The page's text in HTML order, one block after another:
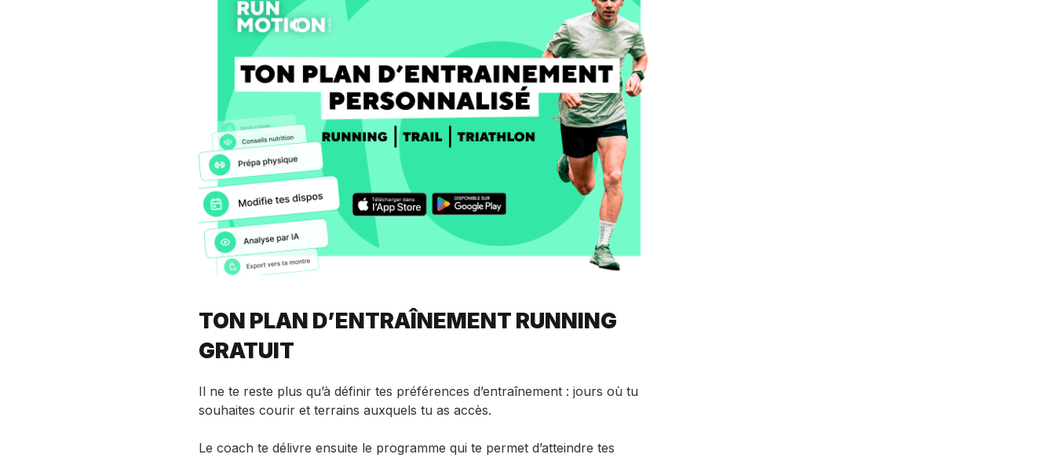
TON PLAN D’ENTRAÎNEMENT RUNNING
GRATUIT
Il ne te reste plus qu’à définir tes préférences d’entraînement : jours où tu
souhaites courir et terrains auxquels tu as accès.
Le coach te délivre ensuite le programme qui te permet d’atteindre tes